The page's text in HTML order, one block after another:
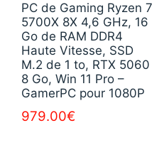
PC de Gaming Ryzen 7
5700X 8X 4,6 GHz, 16
Go de RAM DDR4
Haute Vitesse, SSD
M.2 de 1 to, RTX 5060
8 Go, Win 11 Pro –
GamerPC pour 1080P
979.00€